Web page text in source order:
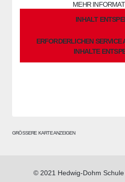
MEHR
INHALT
ERFORDERLICHEN SERVICE
INHALTE
GRÖSSERE KARTE ANZEIGEN
© 2021 Hedwig-Dohm Schule